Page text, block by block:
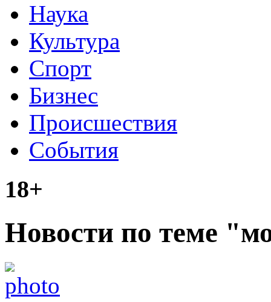
Наука
Культура
Спорт
Бизнес
Происшествия
События
18+
Новости по теме